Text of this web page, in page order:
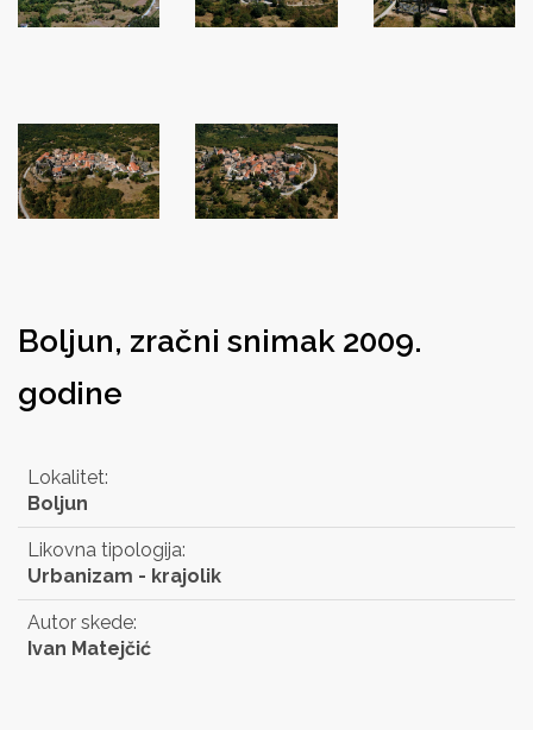
Boljun, zračni snimak 2009.
godine
Lokalitet:
Boljun
Likovna tipologija:
Urbanizam - krajolik
Autor skede:
Ivan Matejčić